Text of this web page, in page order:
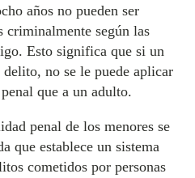
años no pueden ser
criminalmente según las
Esto significa que si un
no se le puede aplicar
que a un adulto.
penal de los menores se
que establece un sistema
cometidos por personas